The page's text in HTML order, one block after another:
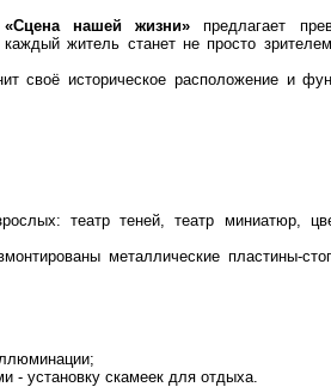
«Сцена нашей жизни»предлагает
каждый житель станет не просто
своё историческое расположение и
театр теней, театр миниатюр,
металлические
- установку скамеек для отдыха.